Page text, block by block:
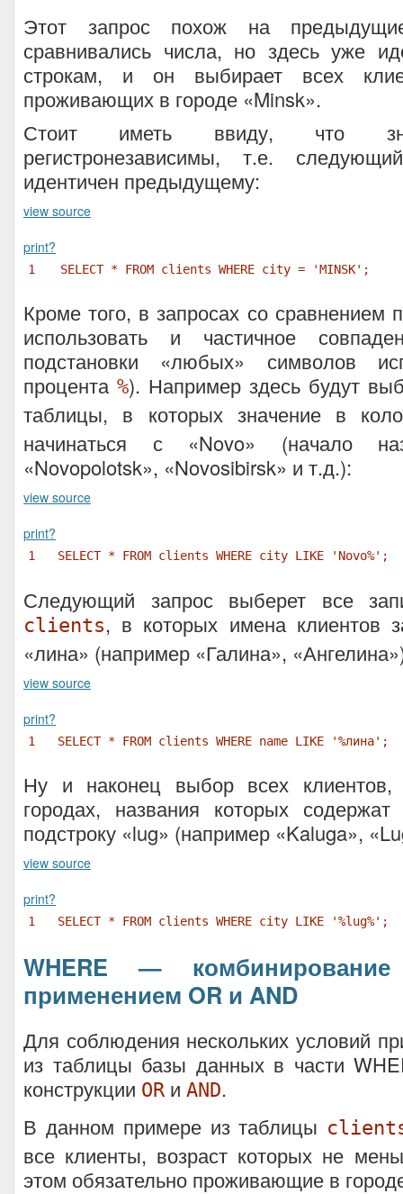
Этот запрос похож на
сравнивались числа, но здесь уже
строкам, и он выбирает всех
проживающих в городе «Minsk».
Стоит иметь ввиду, что
регистронезависимы, т.е.
идентичен предыдущему:
view source
print?
1 SELECT * FROM clients WHERE city = 'MINSK';
Кроме того, в запросах со сравнением
использовать и частичное
подстановки «любых» символов
процента %). Например здесь будут
таблицы, в которых значение в
начинаться с «Novo» (начало
«Novopolotsk», «Novosibirsk» и т.д.):
view source
print?
1 SELECT * FROM clients WHERE city LIKE 'Novo%';
Следующий запрос выберет все
clients, в которых имена клиентов
«лина» (например «Галина»,
view source
print?
1 SELECT * FROM clients WHERE name LIKE '%лина';
Ну и наконец выбор всех
городах, названия которых
подстроку «lug» (например «Kaluga»,
view source
print?
1 SELECT * FROM clients WHERE city LIKE '%lug%';
WHERE —
применением OR и AND
Для соблюдения нескольких условий
из таблицы базы данных в части
конструкции OR и AND.
В данном примере из таблицы
все клиенты, возраст которых не
этом обязательно проживающие в